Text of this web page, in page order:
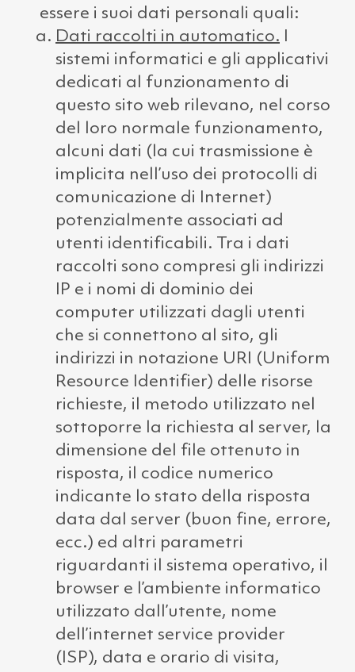
essere i suoi dati personali quali:
Dati raccolti in automatico.
sistemi informatici e gli applicativi
dedicati al funzionamento di
questo sito web rilevano, nel corso
del loro normale funzionamento,
alcuni dati (la cui trasmissione è
implicita nell’uso dei protocolli di
comunicazione di Internet)
potenzialmente associati ad
utenti identificabili. Tra i dati
raccolti sono compresi gli indirizzi
IP e i nomi di dominio dei
computer utilizzati dagli utenti
che si connettono al sito, gli
indirizzi in notazione URI (Uniform
Resource Identifier) delle risorse
richieste, il metodo utilizzato nel
sottoporre la richiesta al server, la
dimensione del file ottenuto in
risposta, il codice numerico
indicante lo stato della risposta
data dal server (buon fine, errore,
ecc.) ed altri parametri
riguardanti il sistema operativo, il
browser e l’ambiente informatico
utilizzato dall’utente, nome
dell’internet service provider
(ISP), data e orario di visita,